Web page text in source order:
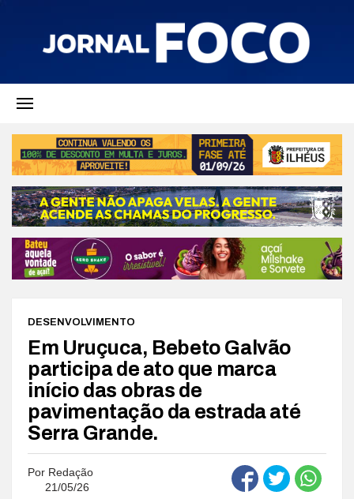
DESENVOLVIMENTO
Em Uruçuca, Bebeto Galvão
participa de ato que marca
início das obras de
pavimentação da estrada até
Serra Grande.
Por Redação
21/05/26